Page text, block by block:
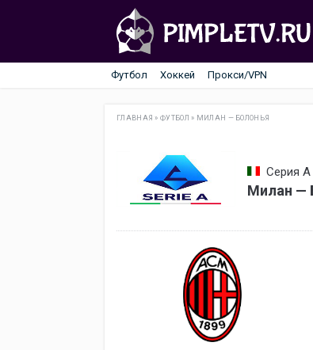
Футбол Хоккей Прокси/VPN
ГЛАВНАЯ »ФУТБОЛ » МИЛАН — БОЛОНЬЯ
Серия А
Милан —